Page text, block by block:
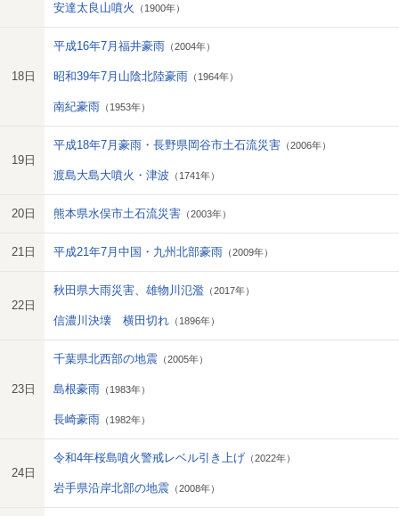
安達太良山噴火 （1900年）
18日
平成16年7月福井豪雨 （2004年）
昭和39年7月山陰北陸豪雨 （1964年）
南紀豪雨 （1953年）
19日
平成18年7月豪雨・長野県岡谷市土石流災害 （2006年）
渡島大島大噴火・津波 （1741年）
20日 熊本県水俣市土石流災害 （2003年）
21日 平成21年7月中国・九州北部豪雨 （2009年）
22日
秋田県大雨災害、雄物川氾濫 （2017年）
信濃川決壊 横田切れ （1896年）
23日
千葉県北西部の地震 （2005年）
島根豪雨 （1983年）
長崎豪雨 （1982年）
24日
令和4年桜島噴火警戒レベル引き上げ （2022年）
岩手県沿岸北部の地震 （2008年）